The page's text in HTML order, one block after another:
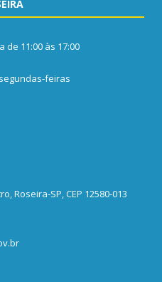
11:00 às 17:00
feiras
Roseira-SP, CEP 12580-013